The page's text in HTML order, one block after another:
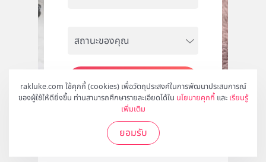
rakluke.com ใช้คุกกี้ (cookies) เพื่อวัตถุประสงค์ในการพัฒนาประสบการณ์
ของผู้ใช้ให้ดียิ่งขึ้น ท่านสามารถศึกษารายละเอียดได้ใน นโยบายคุกกี้ และ เรียนรู้
เพิ่มเติม
ยอมรับ
สมัคร
ติดตามเราได้ที่